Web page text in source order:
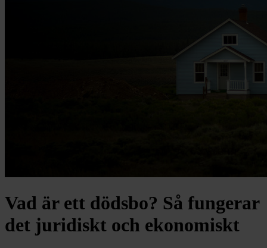
Vad är ett dödsbo? Så fungerar
det juridiskt och ekonomiskt